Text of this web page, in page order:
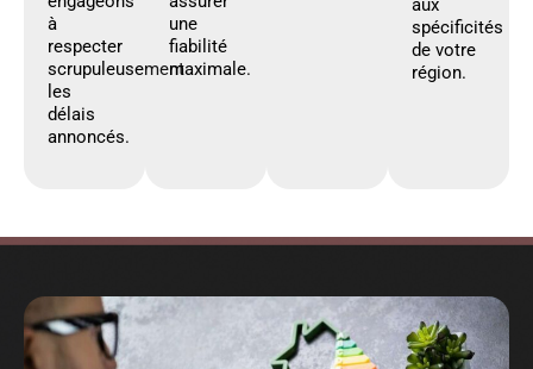
à
respecter
scrupuleusement
les
délais
annoncés.
une
fiabilité
maximale.
aux
spécificités
de votre
région.